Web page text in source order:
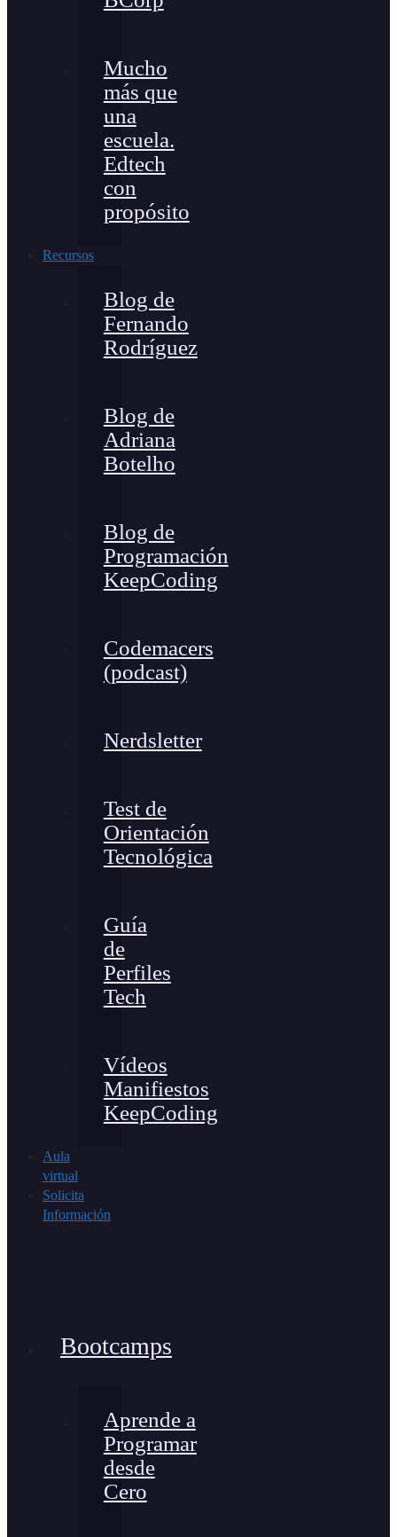
Mucho
más que
una
escuela.
Edtech
con
propósito
Recursos
Blog de
Fernando
Rodríguez
Blog de
Adriana
Botelho
Blog de
Programación
KeepCoding
Codemacers
(podcast)
Nerdsletter
Test de
Orientación
Tecnológica
Guía
de
Perfiles
Tech
Vídeos
Manifiestos
KeepCoding
Aula
virtual
Solicita
Información
Bootcamps
Aprende a
Programar
desde
Cero